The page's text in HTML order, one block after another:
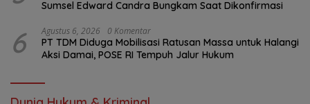
Sumsel Edward Candra Bungkam Saat Dikonfirmasi
6 Agustus 6, 2026 0 Komentar
PT TDM Diduga Mobilisasi Ratusan Massa untuk Halangi
Aksi Damai, POSE RI Tempuh Jalur Hukum